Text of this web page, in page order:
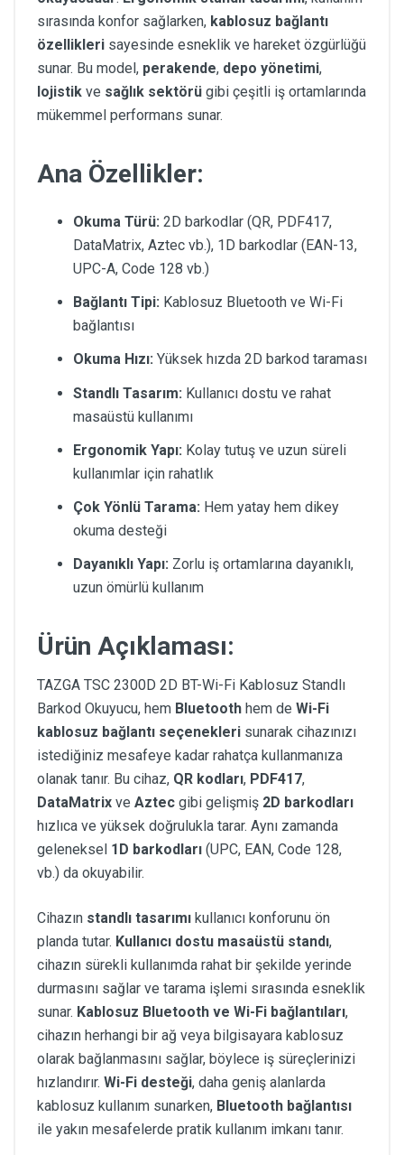
sırasında konfor sağlarken, kablosuz bağlantı
özellikleri sayesinde esneklik ve hareket özgürlüğü
sunar. Bu model, perakende, depo yönetimi,
lojistik ve sağlık sektörü gibi çeşitli iş ortamlarında
mükemmel performans sunar.
Ana Özellikler:
Okuma Türü: 2D barkodlar (QR, PDF417,
DataMatrix, Aztec vb.), 1D barkodlar (EAN-13,
UPC-A, Code 128 vb.)
Bağlantı Tipi: Kablosuz Bluetooth ve Wi-Fi
bağlantısı
Okuma Hızı: Yüksek hızda 2D barkod taraması
Standlı Tasarım: Kullanıcı dostu ve rahat
masaüstü kullanımı
Ergonomik Yapı: Kolay tutuş ve uzun süreli
kullanımlar için rahatlık
Çok Yönlü Tarama: Hem yatay hem dikey
okuma desteği
Dayanıklı Yapı: Zorlu iş ortamlarına dayanıklı,
uzun ömürlü kullanım
Ürün Açıklaması:
TAZGA TSC 2300D 2D BT-Wi-Fi Kablosuz Standlı
Barkod Okuyucu, hem Bluetooth hem de Wi-Fi
kablosuz bağlantı seçenekleri sunarak cihazınızı
istediğiniz mesafeye kadar rahatça kullanmanıza
olanak tanır. Bu cihaz, QR kodları, PDF417,
DataMatrix ve Aztec gibi gelişmiş 2D barkodları
hızlıca ve yüksek doğrulukla tarar. Aynı zamanda
geleneksel 1D barkodları (UPC, EAN, Code 128,
vb.) da okuyabilir.
Cihazın standlı tasarımı kullanıcı konforunu ön
planda tutar. Kullanıcı dostu masaüstü standı,
cihazın sürekli kullanımda rahat bir şekilde yerinde
durmasını sağlar ve tarama işlemi sırasında esneklik
sunar. Kablosuz Bluetooth ve Wi-Fi bağlantıları,
cihazın herhangi bir ağ veya bilgisayara kablosuz
olarak bağlanmasını sağlar, böylece iş süreçlerinizi
hızlandırır. Wi-Fi desteği, daha geniş alanlarda
kablosuz kullanım sunarken, Bluetooth bağlantısı
ile yakın mesafelerde pratik kullanım imkanı tanır.